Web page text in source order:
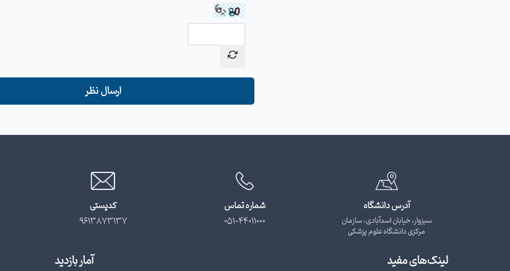
ارسال نظر
آدرس دانشگاه
سبزوار، خیابان اسدآبادی، سازمان
مرکزی دانشگاه علوم پزشکی
شماره تماس
051-44011000
کدپستی
9613873137
لینک‌های مفید آمار بازدید